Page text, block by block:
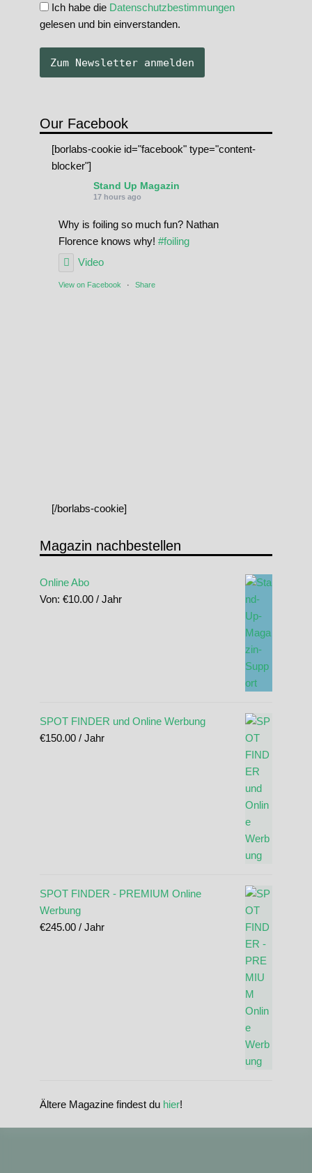
Ich habe die Datenschutzbestimmungen
gelesen und bin einverstanden.
Our Facebook
[borlabs-cookie id="facebook" type="content-
blocker"]
Stand Up Magazin
17 hours ago
Why is foiling so much fun? Nathan
Florence knows why! #foiling
Video
View on Facebook · Share
[/borlabs-cookie]
Magazin nachbestellen
Online Abo
Von: €10.00 / Jahr
SPOT FINDER und Online Werbung
€150.00 / Jahr
SPOT FINDER - PREMIUM Online
Werbung
€245.00 / Jahr
Ältere Magazine findest du hier!